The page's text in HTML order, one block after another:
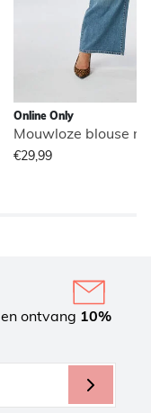
Online Only
Mouwloze blouse
€29,99
ontvang 10%